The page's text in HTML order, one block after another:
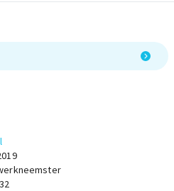
zij aangeeft
moet
billijke
omdat
was van de
de twee